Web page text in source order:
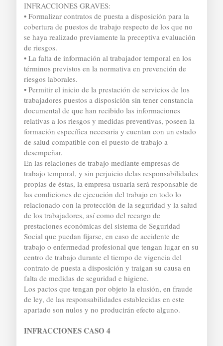
INFRACCIONES GRAVES:
• Formalizar contratos de puesta a disposición para la
cobertura de puestos de trabajo respecto de los que no
se haya realizado previamente la preceptiva evaluación
de riesgos.
• La falta de información al trabajador temporal en los
términos previstos en la normativa en prevención de
riesgos laborales.
• Permitir el inicio de la prestación de servicios de los
trabajadores puestos a disposición sin tener constancia
documental de que han recibido las informaciones
relativas a los riesgos y medidas preventivas, poseen la
formación específica necesaria y cuentan con un estado
de salud compatible con el puesto de trabajo a
desempeñar.
En las relaciones de trabajo mediante empresas de
trabajo temporal, y sin perjuicio delas responsabilidades
propias de éstas, la empresa usuaria será responsable de
las condiciones de ejecución del trabajo en todo lo
relacionado con la protección de la seguridad y la salud
de los trabajadores, así como del recargo de
prestaciones económicas del sistema de Seguridad
Social que puedan fijarse, en caso de accidente de
trabajo o enfermedad profesional que tengan lugar en su
centro de trabajo durante el tiempo de vigencia del
contrato de puesta a disposición y traigan su causa en
falta de medidas de seguridad e higiene.
Los pactos que tengan por objeto la elusión, en fraude
de ley, de las responsabilidades establecidas en este
apartado son nulos y no producirán efecto alguno.
INFRACCIONES CASO 4